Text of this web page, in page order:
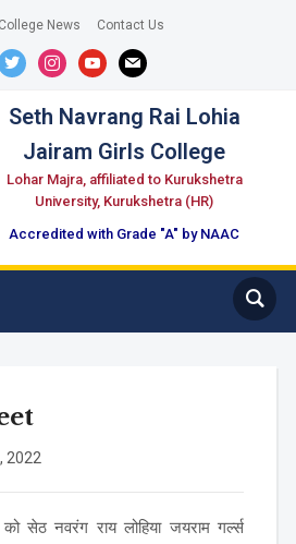
College News Contact Us
instagramyoutubemail
Seth Navrang Rai Lohia
Jairam Girls College
Lohar Majra, affiliated to Kurukshetra
University, Kurukshetra (HR)
Accredited with Grade "A" by NAAC
2022
सेठ नवरंग राय लोहिया जयराम गर्ल्स